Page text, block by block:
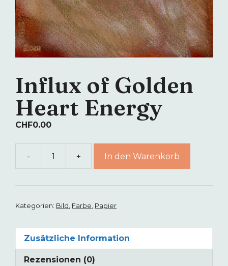
Influx of Golden
Heart Energy
CHF0.00
-
Influx
Golden
Energy
Menge
+ In den Warenkorb
Kategorien: Bild , Farbe, Papier
Zusätzliche Information
Rezensionen (0)